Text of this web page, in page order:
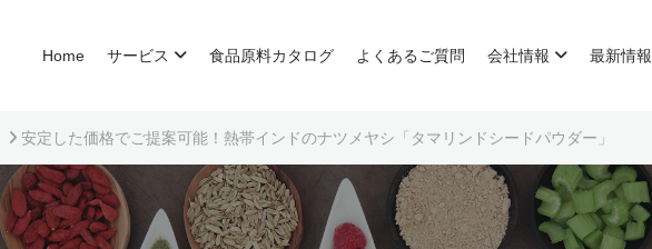
Home サービス 食品原料カタログ よくあるご質問 会社情報 最新情報
安定した価格でご提案可能！熱帯インドのナツメヤシ「タマリンドシードパウダー」